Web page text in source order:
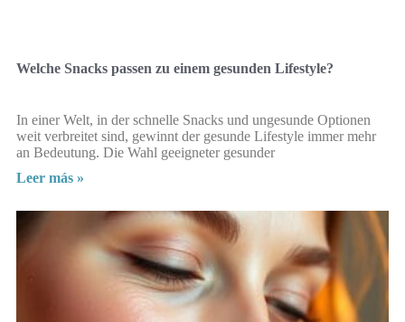
Welche Snacks passen zu einem gesunden Lifestyle?
In einer Welt, in der schnelle Snacks und ungesunde Optionen
weit verbreitet sind, gewinnt der gesunde Lifestyle immer mehr
an Bedeutung. Die Wahl geeigneter gesunder
Leer más »